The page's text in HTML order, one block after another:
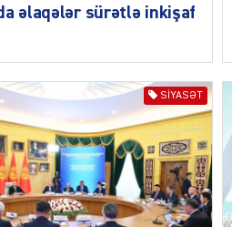
əlaqələr sürətlə inkişaf
SIYASƏT